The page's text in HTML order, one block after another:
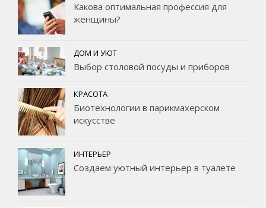
Какова оптимальная профессия для
женщины?
ДОМ И УЮТ
Выбор столовой посуды и приборов
КРАСОТА
Биотехнологии в парикмахерском
искусстве
ИНТЕРЬЕР
Создаем уютный интерьер в туалете